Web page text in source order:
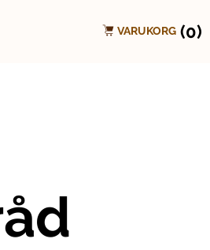
VARUKORG (0)